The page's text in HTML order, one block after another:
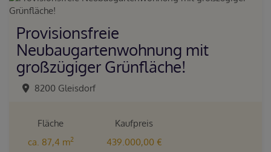
Provisionsfreie
Neubaugartenwohnung mit
großzügiger Grünfläche!
8200 Gleisdorf
Fläche
ca. 87,4 m2
Kaufpreis
439.000,00 €